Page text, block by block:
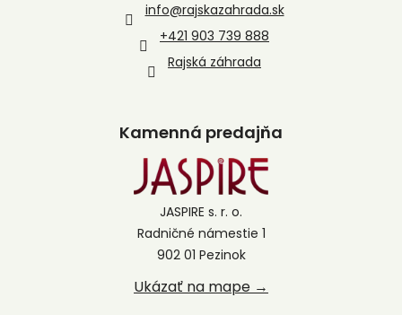
info@rajskazahrada.sk
+421 903 739 888
Rajská záhrada
Kamenná predajňa
JASPIRE s. r. o.
Radničné námestie 1
902 01 Pezinok
Ukázať na mape →